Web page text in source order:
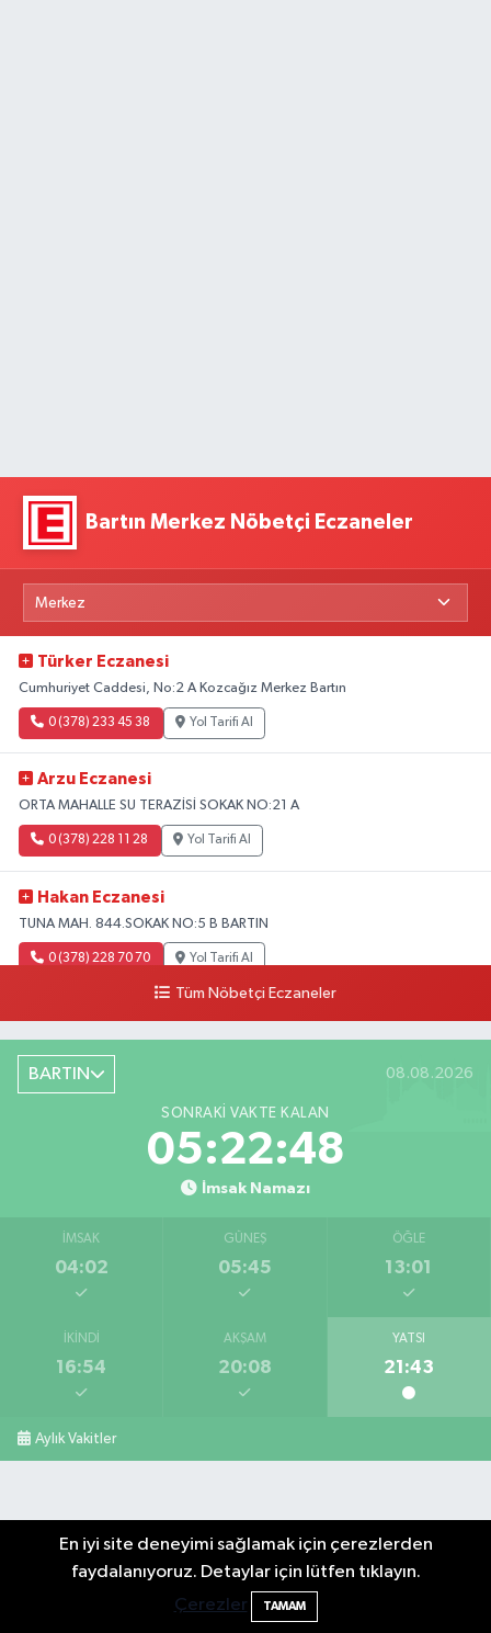
Bartın Merkez Nöbetçi Eczaneler
Türker Eczanesi
Cumhuriyet Caddesi, No:2 A Kozcağız Merkez Bartın
0 (378) 233 45 38 Yol Tarifi Al
Arzu Eczanesi
ORTA MAHALLE SU TERAZİSİ SOKAK NO:21 A
0 (378) 228 11 28 Yol Tarifi Al
Hakan Eczanesi
TUNA MAH. 844.SOKAK NO:5 B BARTIN
0 (378) 228 70 70 Yol Tarifi Al
Tüm Nöbetçi Eczaneler
BARTIN 08.08.2026
SONRAKI VAKTE KALAN
05:22:46
İmsak Namazı
İMSAK
04:02
GÜNEŞ
05:45
ÖĞLE
13:01
İKINDI
16:54
AKŞAM
20:08
YATSI
21:43
Aylık Vakitler
En iyi site deneyimi sağlamak için çerezlerden
faydalanıyoruz. Detaylar için lütfen tıklayın.
Çerezler
TAMAM